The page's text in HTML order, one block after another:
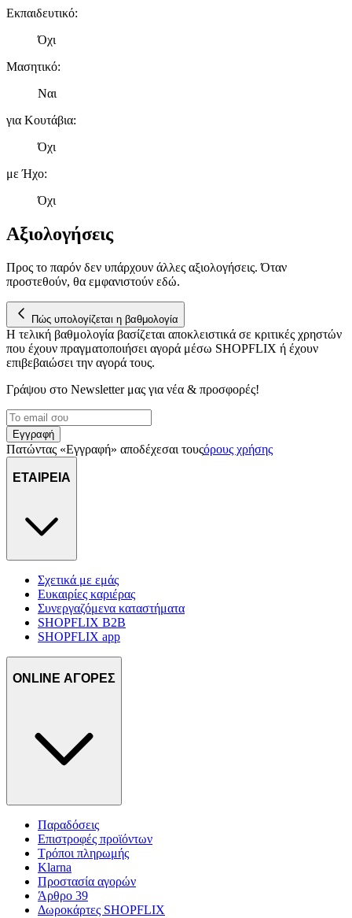
διαφημίσεις και περιεχόμενο, την καλύτερη εικόνα του κοινού
πληροφορίες σχετικά με την από μέρους σας χρήση της
δικτύωσης, διαφημίσεων και ανάλυσης.
Εκπαιδευτικό:
Όχι
Μασητικό:
Ναι
για Κουτάβια:
Όχι
με Ήχο:
Όχι
Αξιολογήσεις
Προς το παρόν δεν υπάρχουν άλλες αξιολογήσεις. Όταν
προστεθούν, θα εμφανιστούν εδώ.
Πώς υπολογίζεται η βαθμολογία
Η τελική βαθμολογία βασίζεται αποκλειστικά σε κριτικές χρηστών
που έχουν πραγματοποιήσει αγορά μέσω SHOPFLIX ή έχουν
επιβεβαιώσει την αγορά τους.
Γράψου στο Νewsletter μας για νέα & προσφορές!
Εγγραφή
Πατώντας «Εγγραφή» αποδέχεσαι τουςόρους χρήσης
ΕΤΑΙΡΕΙΑ
Σχετικά με εμάς
Ευκαιρίες καριέρας
Συνεργαζόμενα καταστήματα
SHOPFLIX B2B
SHOPFLIX app
ONLINE ΑΓΟΡΕΣ
Παραδόσεις
Επιστροφές προϊόντων
Τρόποι πληρωμής
Klarna
Προστασία αγορών
Άρθρο 39
Δωροκάρτες SHOPFLIX